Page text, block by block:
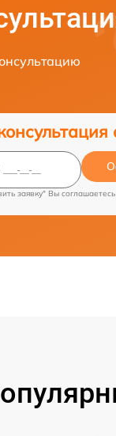
заявку" Вы